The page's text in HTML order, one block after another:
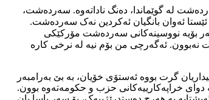
لە گوێماندا، دەنگ ناداتەوە. سەردەشت،
ئێستا ئەوان بانگیان ئەکردین نەک سەردەشت.
هەر بۆیە نووسینەکانی سەردەشت مۆرکێکی
نەبوون. ئەگەرچی من بۆم نیە لە نرخی کارە
گرت بووە ئەستۆی خۆیان، بە بێ بەرامبەر
دوای خراپەکارییەکانی حزب و حکومەتەوە بوون.